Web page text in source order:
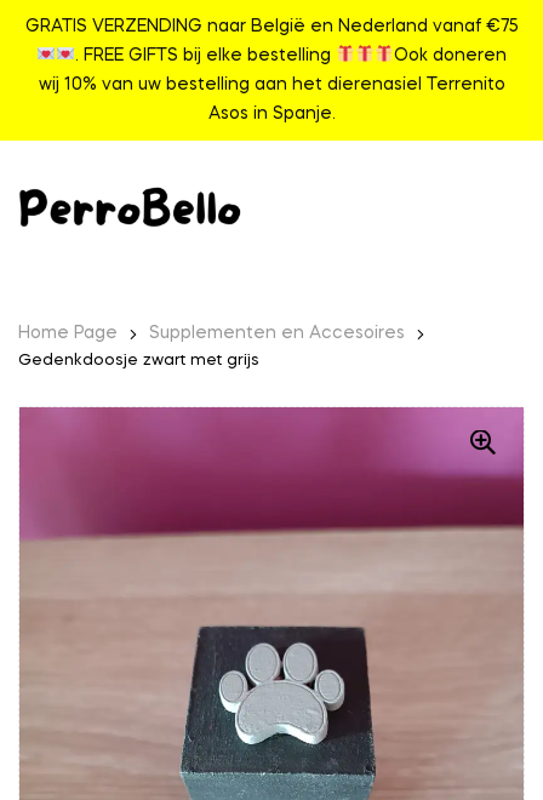
GRATIS VERZENDING naar België en Nederland vanaf €75
. FREE GIFTS bij elke bestelling
Ook doneren
wij 10% van uw bestelling aan het dierenasiel Terrenito
Asos in Spanje.
Home Page Supplementen en Accesoires
Gedenkdoosje zwart met grijs